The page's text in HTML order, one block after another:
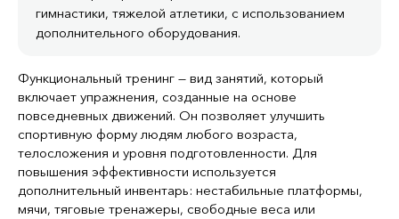
гимнастики, тяжелой атлетики, с использованием
дополнительного оборудования.
Функциональный тренинг — вид занятий, который
включает упражнения, созданные на основе
повседневных движений. Он позволяет улучшить
спортивную форму людям любого возраста,
телосложения и уровня подготовленности. Для
повышения эффективности используется
дополнительный инвентарь: нестабильные платформы,
мячи, тяговые тренажеры, свободные веса или